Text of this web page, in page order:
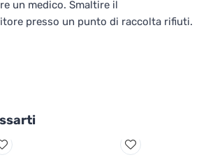
un medico. Smaltire il
presso un punto di raccolta rifiuti.